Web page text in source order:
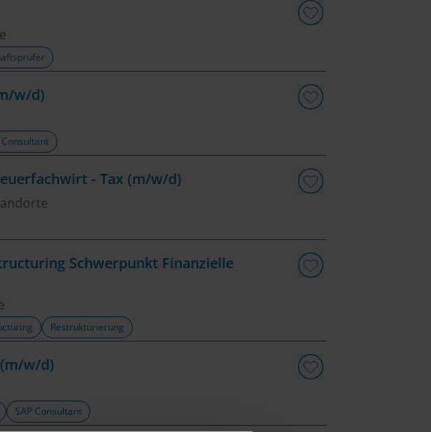
w/d)
Consultant
- Tax (m/w/d)
Schwerpunkt Finanzielle
Restrukturierung
w/d)
SAP Consultant